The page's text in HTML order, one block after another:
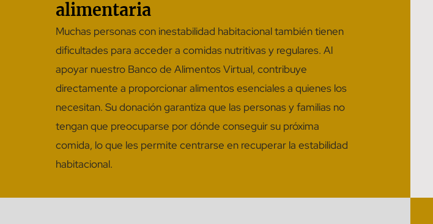
alimentaria
Muchas personas con inestabilidad habitacional también tienen
dificultades para acceder a comidas nutritivas y regulares. Al
apoyar nuestro Banco de Alimentos Virtual, contribuye
directamente a proporcionar alimentos esenciales a quienes los
necesitan. Su donación garantiza que las personas y familias no
tengan que preocuparse por dónde conseguir su próxima
comida, lo que les permite centrarse en recuperar la estabilidad
habitacional.